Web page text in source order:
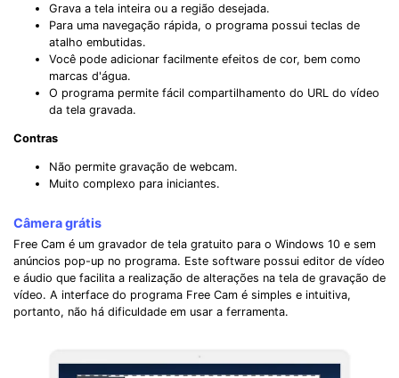
Grava a tela inteira ou a região desejada.
Para uma navegação rápida, o programa possui teclas de
atalho embutidas.
Você pode adicionar facilmente efeitos de cor, bem como
marcas d'água.
O programa permite fácil compartilhamento do URL do vídeo
da tela gravada.
Contras
Não permite gravação de webcam.
Muito complexo para iniciantes.
Câmera grátis
Free Cam é um gravador de tela gratuito para o Windows 10 e sem
anúncios pop-up no programa. Este software possui editor de vídeo
e áudio que facilita a realização de alterações na tela de gravação de
vídeo. A interface do programa Free Cam é simples e intuitiva,
portanto, não há dificuldade em usar a ferramenta.